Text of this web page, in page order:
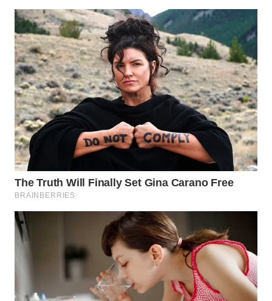
WN
BINTAN
WN
MANDALIKA
WN
LIKUPANG
WN
LABUANBAJO
BORNEO
Wahana